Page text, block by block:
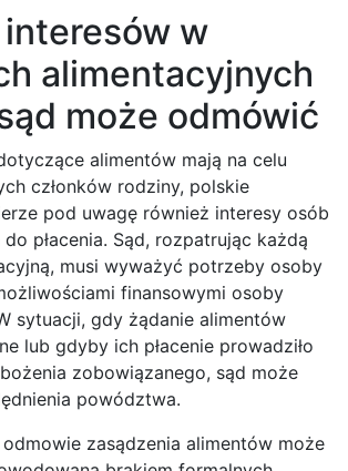
w
alimentacyjnych
może odmówić
alimentów mają na celu
członków rodziny, polskie
pod uwagę również interesy osób
płacenia. Sąd, rozpatrując każdą
musi wyważyć potrzeby osoby
finansowymi osoby
sytuacji, gdy żądanie alimentów
lub gdyby ich płacenie prowadziło
zobowiązanego, sąd może
powództwa.
zasądzenia alimentów może